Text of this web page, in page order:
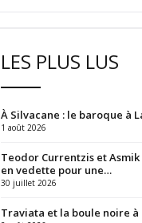
LES PLUS LUS
À Silvacane : le baroque à
1 août 2026
Teodor Currentzis et
en vedette pour une…
30 juillet 2026
Traviata et la boule noire à